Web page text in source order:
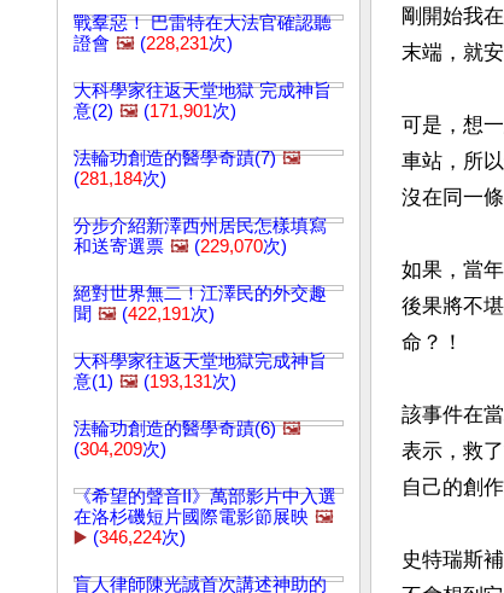
戰羣惡！ 巴雷特在大法官確認聽
證會 🖼️ (228,231次)
大科學家往返天堂地獄 完成神旨
意(2) 🖼️ (171,901次)
法輪功創造的醫學奇蹟(7) 🖼️
(281,184次)
分步介紹新澤西州居民怎樣填寫
和送寄選票 🖼️ (229,070次)
絕對世界無二！江澤民的外交趣
聞 🖼️ (422,191次)
大科學家往返天堂地獄完成神旨
意(1) 🖼️ (193,131次)
法輪功創造的醫學奇蹟(6) 🖼️
(304,209次)
《希望的聲音II》萬部影片中入選
在洛杉磯短片國際電影節展映 🖼️
▶️ (346,224次)
盲人律師陳光誠首次講述神助的
剛開始我
末端，就
可是，想
車站，所
沒在同一
如果，當
後果將不
命？！
該事件在
表示，救
自己的創
史特瑞斯